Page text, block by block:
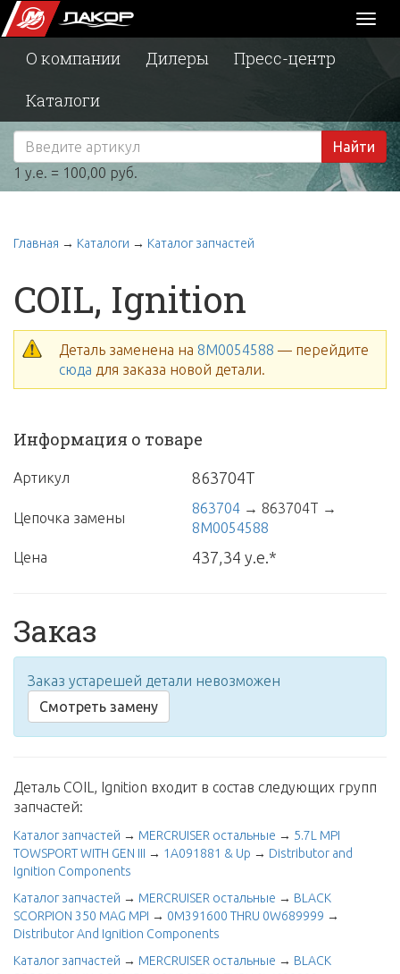
О компании Дилеры
Пресс-центр
Каталоги
Найти
1 у.е. = 100,00 руб.
Главная → Каталоги → Каталог запчастей
COIL, Ignition
Деталь заменена на 8M0054588 — перейдите
сюда для заказа новой детали.
Информация о товаре
Артикул 863704T
Цепочка замены
863704 → 863704T →
8M0054588
Цена
437,34 у.е.*
Заказ
Заказ устарешей детали невозможен
Смотреть замену
Деталь COIL, Ignition входит в состав следующих групп
запчастей:
Каталог запчастей → MERCRUISER остальные → 5.7L MPI
TOWSPORT WITH GEN III → 1A091881 & Up → Distributor and
Ignition Components
Каталог запчастей → MERCRUISER остальные → BLACK
SCORPION 350 MAG MPI → 0M391600 THRU 0W689999 →
Distributor And Ignition Components
Каталог запчастей → MERCRUISER остальные → BLACK